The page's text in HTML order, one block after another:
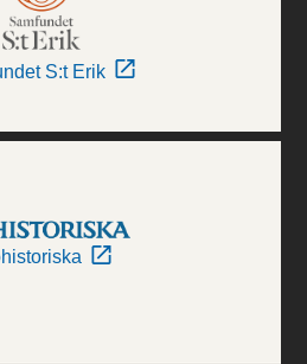
S:t Erik